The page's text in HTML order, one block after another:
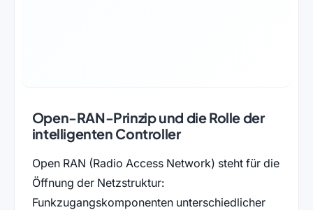
Open-RAN-Prinzip und die Rolle der
intelligenten Controller
Open RAN (Radio Access Network) steht für die
Öffnung der Netzstruktur:
Funkzugangskomponenten unterschiedlicher